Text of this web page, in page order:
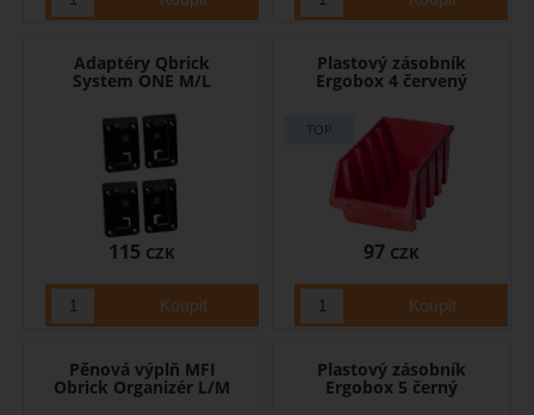
Adaptéry Qbrick
System ONE M/L
115 CZK
Plastový zásobník
Ergobox 4 červený
97 CZK
Pěnová výplň MFI
Obrick Organizér L/M
Plastový zásobník
Ergobox 5 černý